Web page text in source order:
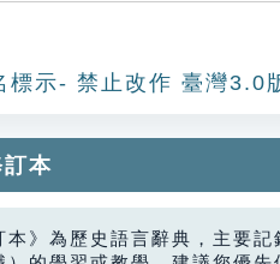
標示- 禁止改作 臺灣3.0
本
本》為歷史語言辭典，主要